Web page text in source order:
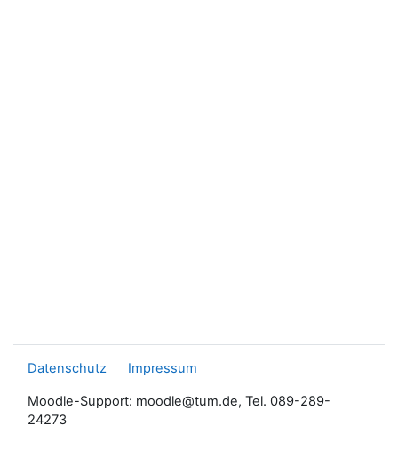
Datenschutz Impressum
Moodle-Support: moodle@tum.de, Tel. 089-289-
24273